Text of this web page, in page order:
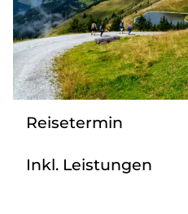
Kataloge
Service & Kontakt
Reisetermin
Inkl. Leistungen